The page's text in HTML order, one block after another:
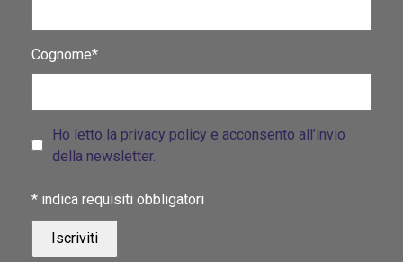
Cognome*
Ho letto la privacy policy e acconsento all’invio
della newsletter.
* indica requisiti obbligatori